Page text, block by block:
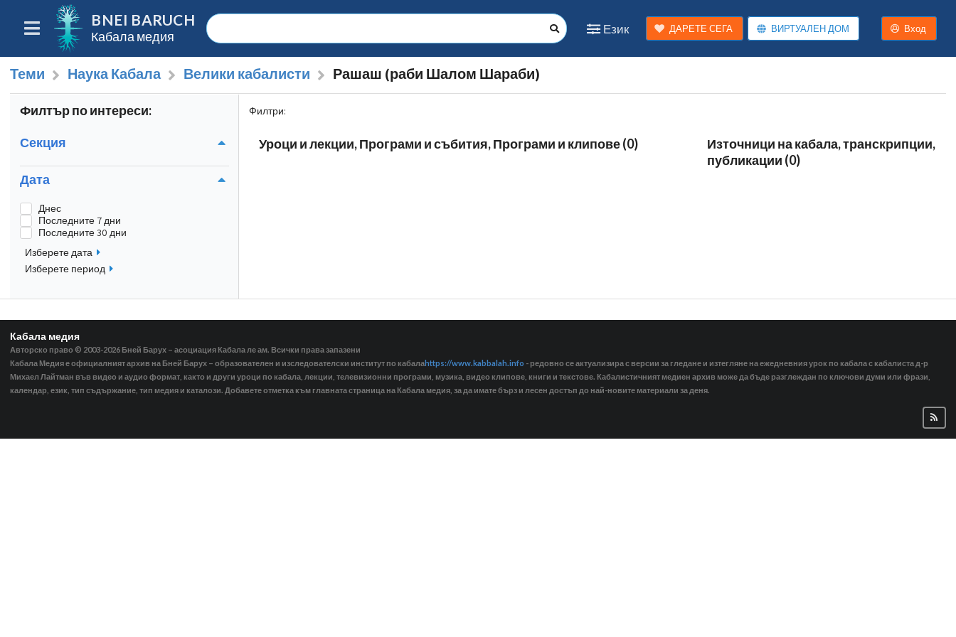
BNEI BARUCH
Кабала медия
Език ДАРЕТЕ СЕГА ВИРТУАЛЕН ДОМ Вход
Теми Наука Кабала Велики кабалисти Рашаш (раби Шалом Шараби)
Филтър по интереси:
Секция
Дата
Днес
Последните 7 дни
Последните 30 дни
Изберете дата
Изберете период
Филтри:
Уроци и лекции, Програми и събития, Програми и клипове (0)
Източници на кабала, транскрипции,
публикации (0)
Кабала медия
Авторско право © 2003-2026 Бней Барух – асоциация Кабала ле ам. Всички права запазени
Кабала Медия е официалният архив на Бней Барух – образователен и изследователски институт по кабалаhttps://www.kabbalah.info - редовно се актуализира с версии за гледане и изтегляне на ежедневния урок по кабала с кабалиста д-р
Михаел Лайтман във видео и аудио формат, както и други уроци по кабала, лекции, телевизионни програми, музика, видео клипове, книги и текстове. Кабалистичният медиен архив може да бъде разглеждан по ключови думи или фрази,
календар, език, тип съдържание, тип медия и каталози. Добавете отметка към главната страница на Кабала медия, за да имате бърз и лесен достъп до най-новите материали за деня.